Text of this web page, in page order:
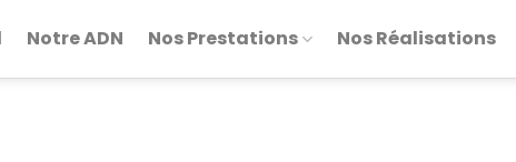
Notre ADN Nos Prestations Nos Réalisations